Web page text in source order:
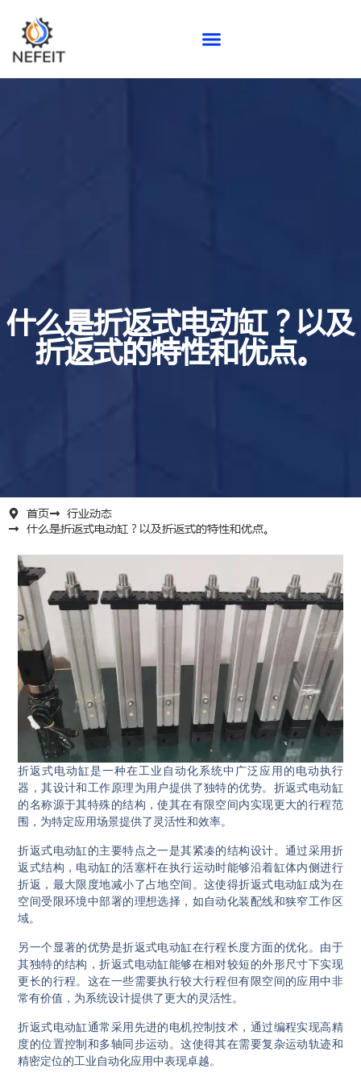
什么是折返式电动缸？以及
折返式的特性和优点。
首页
行业动态
什么是折返式电动缸？以及折返式的特性和优点。
折返式电动缸是一种在工业自动化系统中广泛应用的电动执行
器，其设计和工作原理为用户提供了独特的优势。折返式电动缸
的名称源于其特殊的结构，使其在有限空间内实现更大的行程范
围，为特定应用场景提供了灵活性和效率。
折返式电动缸的主要特点之一是其紧凑的结构设计。通过采用折
返式结构，电动缸的活塞杆在执行运动时能够沿着缸体内侧进行
折返，最大限度地减小了占地空间。这使得折返式电动缸成为在
空间受限环境中部署的理想选择，如自动化装配线和狭窄工作区
域。
另一个显著的优势是折返式电动缸在行程长度方面的优化。由于
其独特的结构，折返式电动缸能够在相对较短的外形尺寸下实现
更长的行程。这在一些需要执行较大行程但有限空间的应用中非
常有价值，为系统设计提供了更大的灵活性。
折返式电动缸通常采用先进的电机控制技术，通过编程实现高精
度的位置控制和多轴同步运动。这使得其在需要复杂运动轨迹和
精密定位的工业自动化应用中表现卓越。